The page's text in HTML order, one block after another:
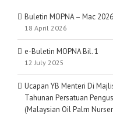
Buletin MOPNA – Mac 2026
18 April 2026
e-Buletin MOPNA Bil. 1
12 July 2025
Ucapan YB Menteri Di
Tahunan Persatuan
(Malaysian Oil Palm